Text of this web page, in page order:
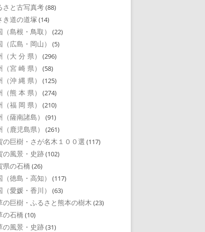
さと古写真考(88)
き道の道塚 (14)
（島根・鳥取） (22)
（広島・岡山） (5)
（大 分 県） (296)
（宮 崎 県） (58)
（沖 縄 県） (125)
（熊 本 県） (274)
（福 岡 県） (210)
（薩南諸島） (91)
（鹿児島県） (261)
の巨樹・さが名木１００選 (117)
の風景・史跡(102)
県の石橋 (26)
（徳島・高知） (117)
（愛媛・香川） (63)
の巨樹・ふるさと熊本の樹木 (23)
の石橋 (10)
の風景・史跡(31)